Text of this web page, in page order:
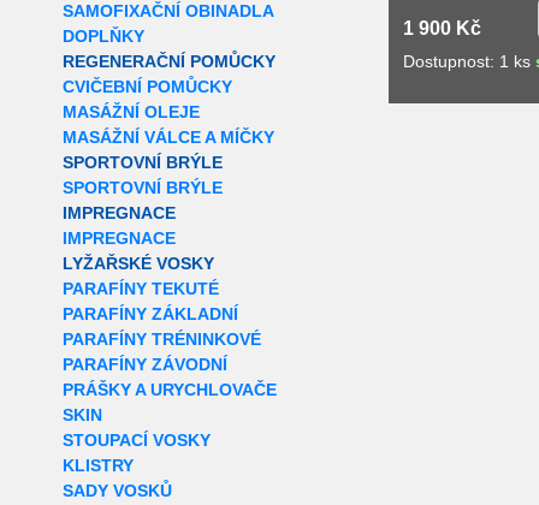
SAMOFIXAČNÍ OBINADLA
DOPLŇKY
REGENERAČNÍ POMŮCKY
CVIČEBNÍ POMŮCKY
MASÁŽNÍ OLEJE
MASÁŽNÍ VÁLCE A MÍČKY
SPORTOVNÍ BRÝLE
SPORTOVNÍ BRÝLE
IMPREGNACE
IMPREGNACE
LYŽAŘSKÉ VOSKY
PARAFÍNY TEKUTÉ
PARAFÍNY ZÁKLADNÍ
PARAFÍNY TRÉNINKOVÉ
PARAFÍNY ZÁVODNÍ
PRÁŠKY A URYCHLOVAČE
SKIN
STOUPACÍ VOSKY
KLISTRY
SADY VOSKŮ
1 900 Kč
Dostupnost: 1 ks